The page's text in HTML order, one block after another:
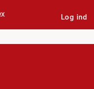
Log ind